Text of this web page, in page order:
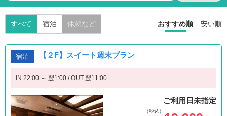
すべて 宿泊 休憩など おすすめ順 安い順
宿泊 【２F】スイート週末プラン
IN 22:00 ～ 翌1:00 / OUT 翌11:00
ご利用日未指定
（税込）